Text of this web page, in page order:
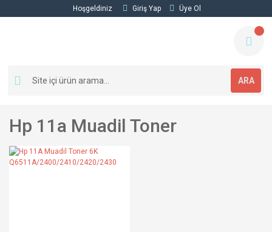
Hoşgeldiniz Giriş Yap Üye Ol
ARA
Hp 11a Muadil Toner